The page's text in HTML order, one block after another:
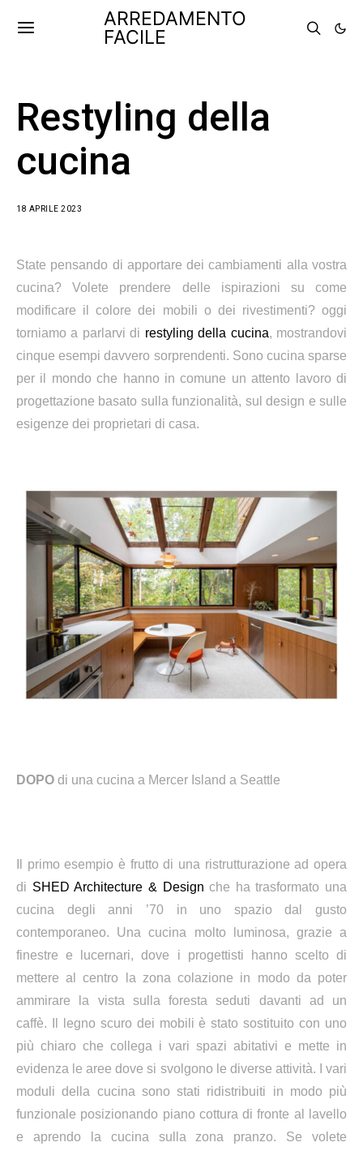
ARREDAMENTO
FACILE
Restyling della
cucina
18 APRILE 2023
State pensando di apportare dei cambiamenti alla vostra
cucina? Volete prendere delle ispirazioni su come
modificare il colore dei mobili o dei rivestimenti? oggi
torniamo a parlarvi di restyling della cucina, mostrandovi
cinque esempi davvero sorprendenti. Sono cucina sparse
per il mondo che hanno in comune un attento lavoro di
progettazione basato sulla funzionalità, sul design e sulle
esigenze dei proprietari di casa.
DOPO di una cucina a Mercer Island a Seattle
Il primo esempio è frutto di una ristrutturazione ad opera
di SHED Architecture & Design che ha trasformato una
cucina degli anni ’70 in uno spazio dal gusto
contemporaneo. Una cucina molto luminosa, grazie a
finestre e lucernari, dove i progettisti hanno scelto di
mettere al centro la zona colazione in modo da poter
ammirare la vista sulla foresta seduti davanti ad un
caffè.
Il legno scuro dei mobili è stato sostituito con uno
più chiaro che collega i vari spazi abitativi e mette in
evidenza le aree dove si svolgono le diverse attività. I vari
moduli della cucina sono stati ridistribuiti in modo più
funzionale posizionando piano cottura di fronte al lavello
e aprendo la cucina sulla zona pranzo. Se volete